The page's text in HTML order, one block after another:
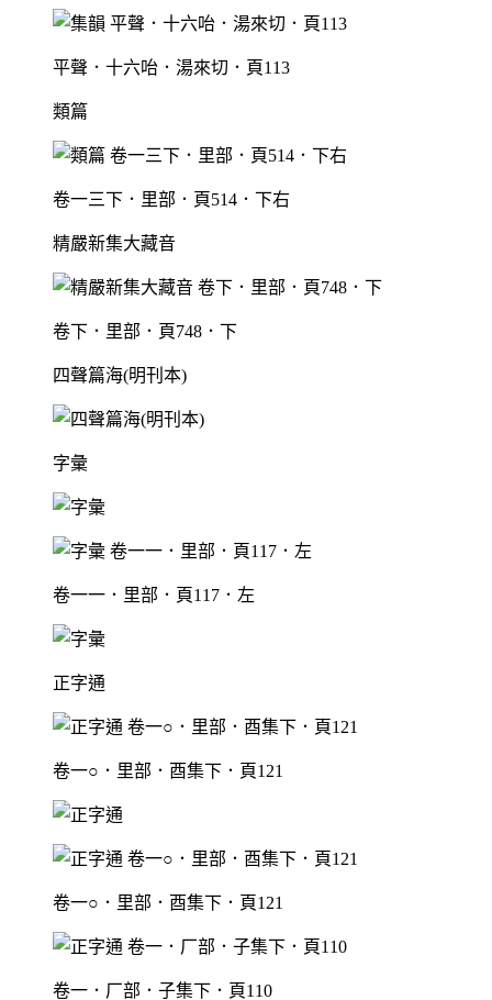
平聲．十六咍．湯來切．頁113
類篇
卷一三下．里部．頁514．下右
精嚴新集大藏音
卷下．里部．頁748．下
四聲篇海(明刊本)
字彙
卷一一．里部．頁117．左
正字通
卷一○．里部．酉集下．頁121
卷一○．里部．酉集下．頁121
卷一．厂部．子集下．頁110